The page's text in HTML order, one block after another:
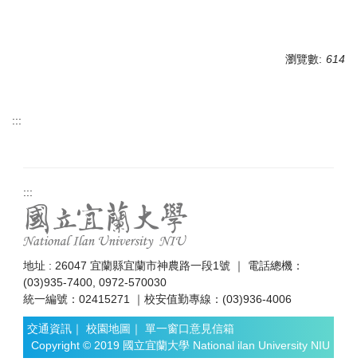
瀏覽數: 614
:::
:::
地址 : 26047 宜蘭縣宜蘭市神農路一段1號 ｜ 電話總機：
(03)935-7400, 0972-570030
統一編號：02415271 ｜校安值勤專線：(03)936-4006
交通資訊 ｜ 校園地圖 ｜ 單一窗口意見信箱
Copyright © 2019 國立宜蘭大學 National ilan University NIU